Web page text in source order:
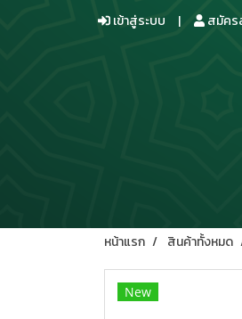
เข้าสู่ระบบ สมัคร
หน้าแรก สินค้าทั้งหมด
New